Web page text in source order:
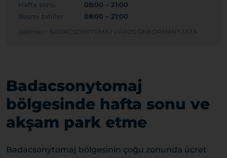
Hafta sonu
08:00 – 21:00
Resmi tatiller
08:00 – 21:00
İşletmeci: BADACSONYTOMAJ VÁROS ÖNKORMÁNYZATA
Badacsonytomaj
bölgesinde hafta sonu ve
akşam park etme
Badacsonytomaj bölgesinin çoğu zonunda ücret